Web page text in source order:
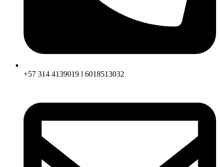
+57 314 4139019 l 6018513032